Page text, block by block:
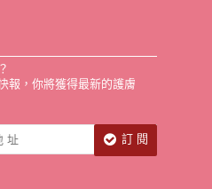
報，你將獲得最新的護膚
訂 閱